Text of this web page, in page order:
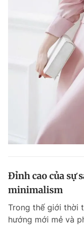
Đỉnh cao của sự
minimalism
Trong thế giới thời
hướng mới mẻ và